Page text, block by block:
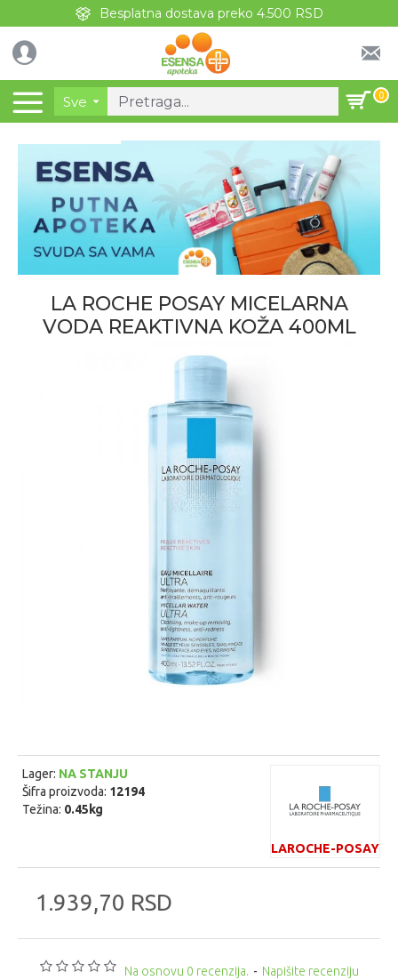
Besplatna dostava preko 4.500 RSD
Sve 0
LA ROCHE POSAY MICELARNA
VODA REAKTIVNA KOŽA 400ML
Na osnovu 0 recenzija. - Napišite recenziju
1.939,70 RSD
Lager: NA STANJU
Šifra proizvoda: 12194
Težina: 0.45kg
LAROCHE-POSAY